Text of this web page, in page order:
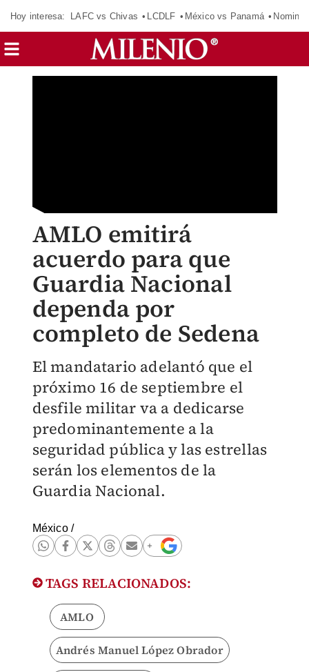
Hoy interesa: LAFC vs Chivas LCDLF México vs Panamá
AMLO emitirá
acuerdo para que
Guardia Nacional
dependa por
completo de Sedena
El mandatario adelantó que el
próximo 16 de septiembre el
desfile militar va a dedicarse
predominantemente a la
seguridad pública y las estrellas
serán los elementos de la
Guardia Nacional.
México/
TAGS RELACIONADOS:
AMLO
Andrés Manuel López Obrador